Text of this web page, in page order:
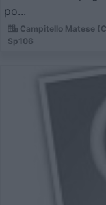
po...
Campitello Matese
Sp106